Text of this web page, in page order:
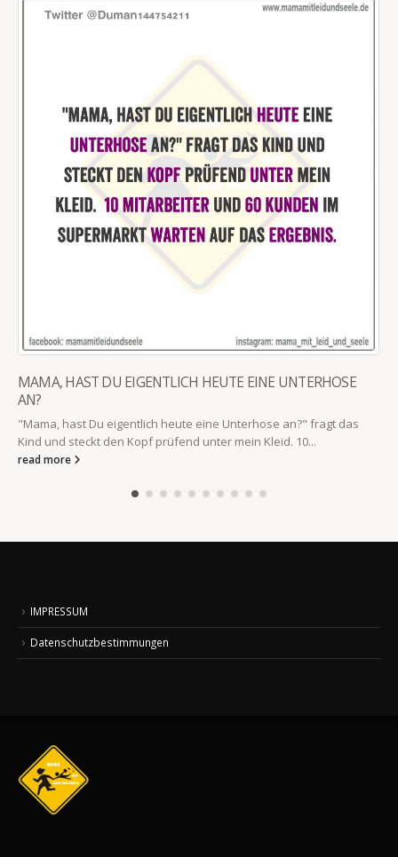
MAMA, HAST DU EIGENTLICH HEUTE EINE UNTERHOSE
AN?
"Mama, hast Du eigentlich heute eine Unterhose an?" fragt das
Kind und steckt den Kopf prüfend unter mein Kleid. 10...
read more
IMPRESSUM
Datenschutzbestimmungen